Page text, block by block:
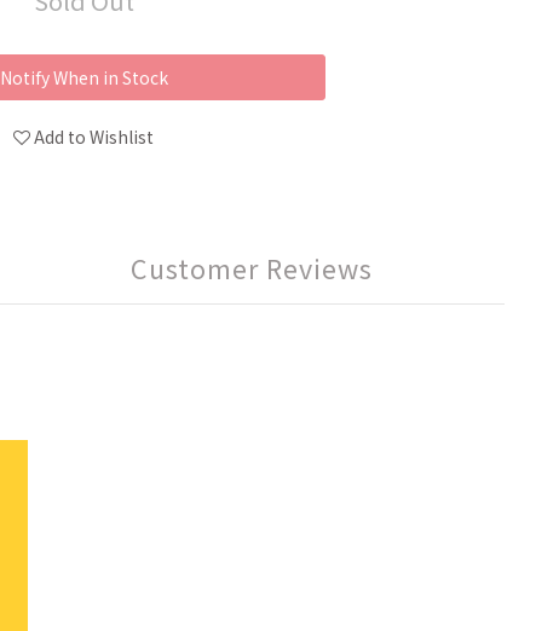
Notify When in Stock
Add to Wishlist
Customer Reviews